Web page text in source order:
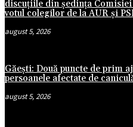
discuțiile din ședința
votul colegilor de la AUR și
august 5, 2026
Găești: Două puncte de prim
persoanele afectate de
august 5, 2026